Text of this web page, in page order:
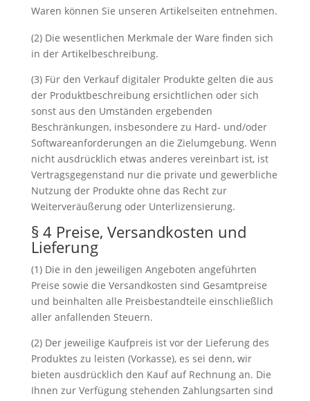
Waren können Sie unseren Artikelseiten entnehmen.
(2) Die wesentlichen Merkmale der Ware finden sich
in der Artikelbeschreibung.
(3) Für den Verkauf digitaler Produkte gelten die aus
der Produktbeschreibung ersichtlichen oder sich
sonst aus den Umständen ergebenden
Beschränkungen, insbesondere zu Hard- und/oder
Softwareanforderungen an die Zielumgebung. Wenn
nicht ausdrücklich etwas anderes vereinbart ist, ist
Vertragsgegenstand nur die private und gewerbliche
Nutzung der Produkte ohne das Recht zur
Weiterveräußerung oder Unterlizensierung.
§ 4 Preise, Versandkosten und
Lieferung
(1) Die in den jeweiligen Angeboten angeführten
Preise sowie die Versandkosten sind Gesamtpreise
und beinhalten alle Preisbestandteile einschließlich
aller anfallenden Steuern.
(2) Der jeweilige Kaufpreis ist vor der Lieferung des
Produktes zu leisten (Vorkasse), es sei denn, wir
bieten ausdrücklich den Kauf auf Rechnung an. Die
Ihnen zur Verfügung stehenden Zahlungsarten sind